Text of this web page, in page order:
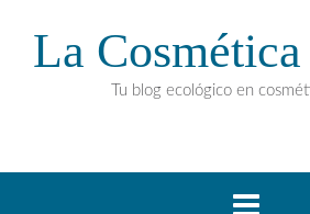
La
Tu blog ecológico en